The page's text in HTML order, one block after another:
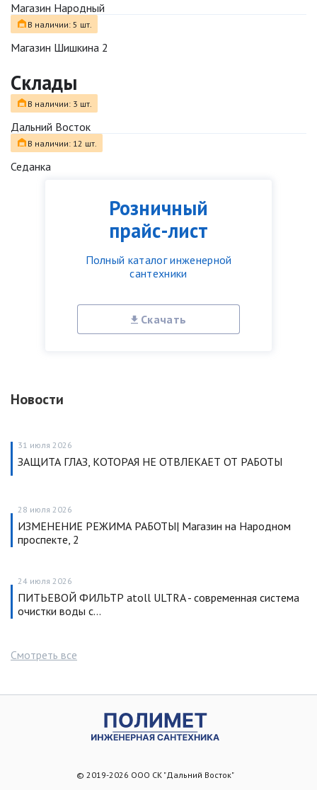
Розничный
прайс-лист
Полный каталог инженерной
сантехники
Скачать
Новости
31 июля 2026
ЗАЩИТА ГЛАЗ, КОТОРАЯ НЕ ОТВЛЕКАЕТ ОТ РАБОТЫ
28 июля 2026
ИЗМЕНЕНИЕ РЕЖИМА РАБОТЫ| Магазин на Народном
проспекте, 2
24 июля 2026
ПИТЬЕВОЙ ФИЛЬТР atoll ULTRA - современная система
очистки воды с…
Смотреть все
Магазин Народный
В наличии: 5 шт.
Магазин Шишкина 2
Склады
В наличии: 3 шт.
Дальний Восток
В наличии: 12 шт.
Седанка
© 2019-2026 ООО СК "Дальний Восток"